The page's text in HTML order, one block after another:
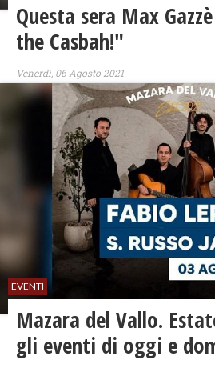
Questa sera Max
the Casbah!"
Venerdì, 06 Agosto 2021
EVENTI
Mazara del Vallo.
gli eventi di oggi e